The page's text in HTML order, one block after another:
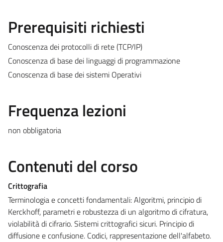
Prerequisiti richiesti
Conoscenza dei protocolli di rete (TCP/IP)
Conoscenza di base dei linguaggi di programmazione
Conoscenza di base dei sistemi Operativi
Frequenza lezioni
non obbligatoria
Contenuti del corso
Crittografia
Terminologia e concetti fondamentali: Algoritmi, principio di
Kerckhoff, parametri e robustezza di un algoritmo di cifratura,
violabilità di cifrario. Sistemi crittografici sicuri. Principio di
diffusione e confusione. Codici, rappresentazione dell'alfabeto.